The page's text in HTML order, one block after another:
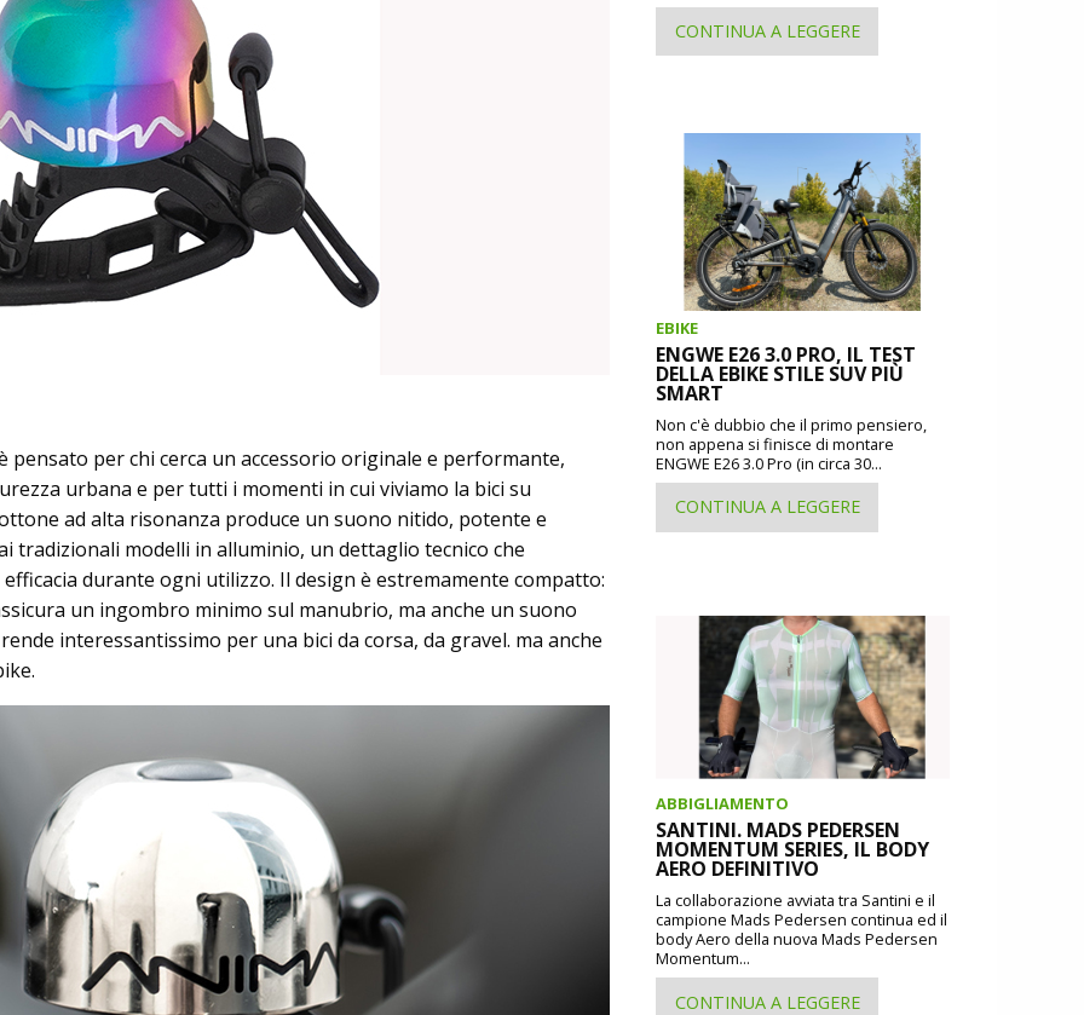
pensato per chi cerca un accessorio originale e performante,
urbana e per tutti i momenti in cui viviamo la bici su
ad alta risonanza produce un suono nitido, potente e
tradizionali modelli in alluminio, un dettaglio tecnico che
durante ogni utilizzo. Il design è estremamente compatto:
un ingombro minimo sul manubrio, ma anche un suono
interessantissimo per una bici da corsa, da gravel. ma anche
CONTINUA A LEGGERE
EBIKE
ENGWE E26 3.0 PRO, IL TEST
DELLA EBIKE STILE SUV PIÙ
SMART
Non c'è dubbio che il primo pensiero,
non appena si finisce di montare
ENGWE E26 3.0 Pro (in circa 30...
CONTINUA A LEGGERE
ABBIGLIAMENTO
SANTINI. MADS PEDERSEN
MOMENTUM SERIES, IL BODY
AERO DEFINITIVO
La collaborazione avviata tra Santini e il
campione Mads Pedersen continua ed il
body Aero della nuova Mads Pedersen
Momentum...
CONTINUA A LEGGERE